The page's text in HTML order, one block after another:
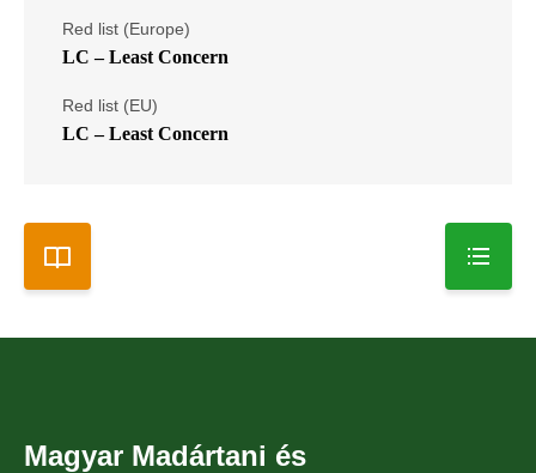
Red list (Europe)
LC – Least Concern
Red list (EU)
LC – Least Concern
Magyar Madártani és